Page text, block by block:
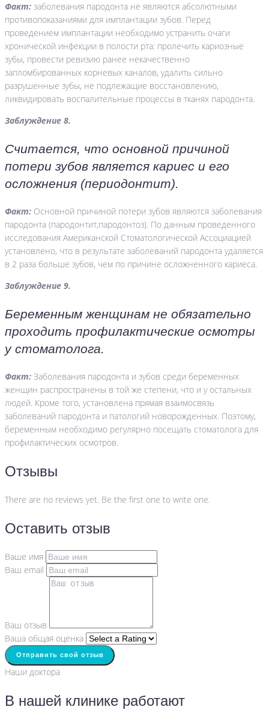
Факт: заболевания пародонта не являются абсолютными
противопоказаниями для имплантации зубов. Перед
проведением имплантации необходимо устранить очаги
хронической инфекции в полости рта: пролечить кариозные
зубы, провести ревизию ранее некачественно
запломбированных корневых каналов, удалить сильно
разрушенные зубы, не подлежащие восстановлению,
ликвидировать воспалительные процессы в тканях пародонта.
Заблуждение 8.
Считается, что основной причиной
потери зубов является кариес и его
осложнения (периодонтит).
Факт: Основной причиной потери зубов являются заболевания
пародонта (пародонтит,пародонтоз). По данным проведенного
исследования Американской Стоматологической Ассоциацией
установлено, что в результате заболеваний пародонта удаляется
в 2 раза больше зубов, чем по причине осложненного кариеса.
Заблуждение 9.
Беременным женщинам не обязательно
проходить профилактические осмотры
у стоматолога.
Факт: Заболевания пародонта и зубов среди беременных
женщин распространены в той же степени, что и у остальных
людей. Кроме того, установлена прямая взаимосвязь
заболеваний пародонта и патологий новорожденных. Поэтому,
беременным необходимо регулярно посещать стоматолога для
профилактических осмотров.
Отзывы
There are no reviews yet. Be the first one to write one.
Оставить отзыв
Ваше имя
Ваш email
Ваш отзыв
Ваша общая оценка
Отправить свой отзыв
Наши доктора
В нашей клинике работают